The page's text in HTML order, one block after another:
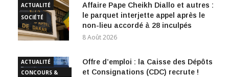
ACTUALITÉ
SOCIÉTÉ
Affaire Pape Cheikh Diallo et autres :
le parquet interjette appel après le
non-lieu accordé à 28 inculpés
8 Août 2026
ACTUALITÉ
CONCOURS &
Offre d’emploi : la Caisse des Dépôts
et Consignations (CDC) recrute !